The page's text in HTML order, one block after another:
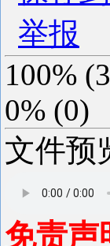
举报
100% (
0% (0)
文件预
免责声